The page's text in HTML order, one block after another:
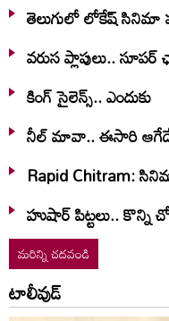
తెలుగులో లోకేష్ సినిమా
వరుస ప్లాపులు.. సూపర్
కింగ్ సైలెన్స్.. ఎందుకు
నీల్ మావా.. ఈసారి
Rapid Chitram:
హుషార్‌ పిట్టలు.. కొన్ని
మరిన్ని చదవండి
టాలీవుడ్